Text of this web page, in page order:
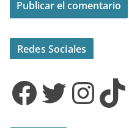
Redes Sociales
Facebook Twitter InstagramTikTok